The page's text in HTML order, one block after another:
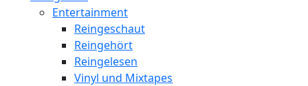
Entertainment
Reingeschaut
Reingehört
Reingelesen
Vinyl und Mixtapes